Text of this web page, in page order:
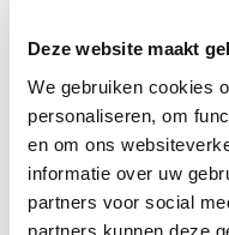
Deze website maakt
We gebruiken cookies
personaliseren, om
en om ons
informatie over uw
partners voor social
partners kunnen deze
Het Noord-Hollandse
gebied, opgebouwd uit
legden de basis voor de
Eeuwenlang oefende de
kustgebied van de
Honderdduizenden jaren
Nederland en Groot-